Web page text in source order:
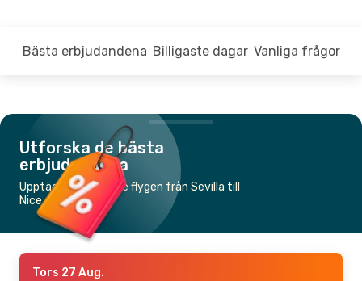
Bästa erbjudandena Billigaste dagar Vanliga frågor
Utforska de bästa
erbjudandena
Upptäck de billigaste flygen från Sevilla till
Nice
Tors 27 Aug.